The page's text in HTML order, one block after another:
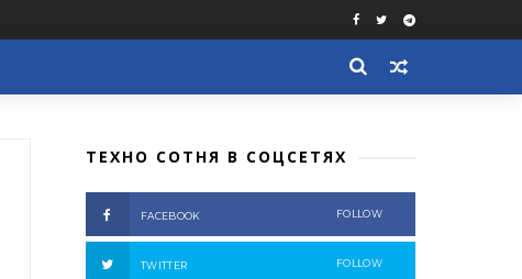
ТЕХНО СОТНЯ В СОЦСЕТЯХ
FACEBOOK FOLLOW
TWITTER FOLLOW